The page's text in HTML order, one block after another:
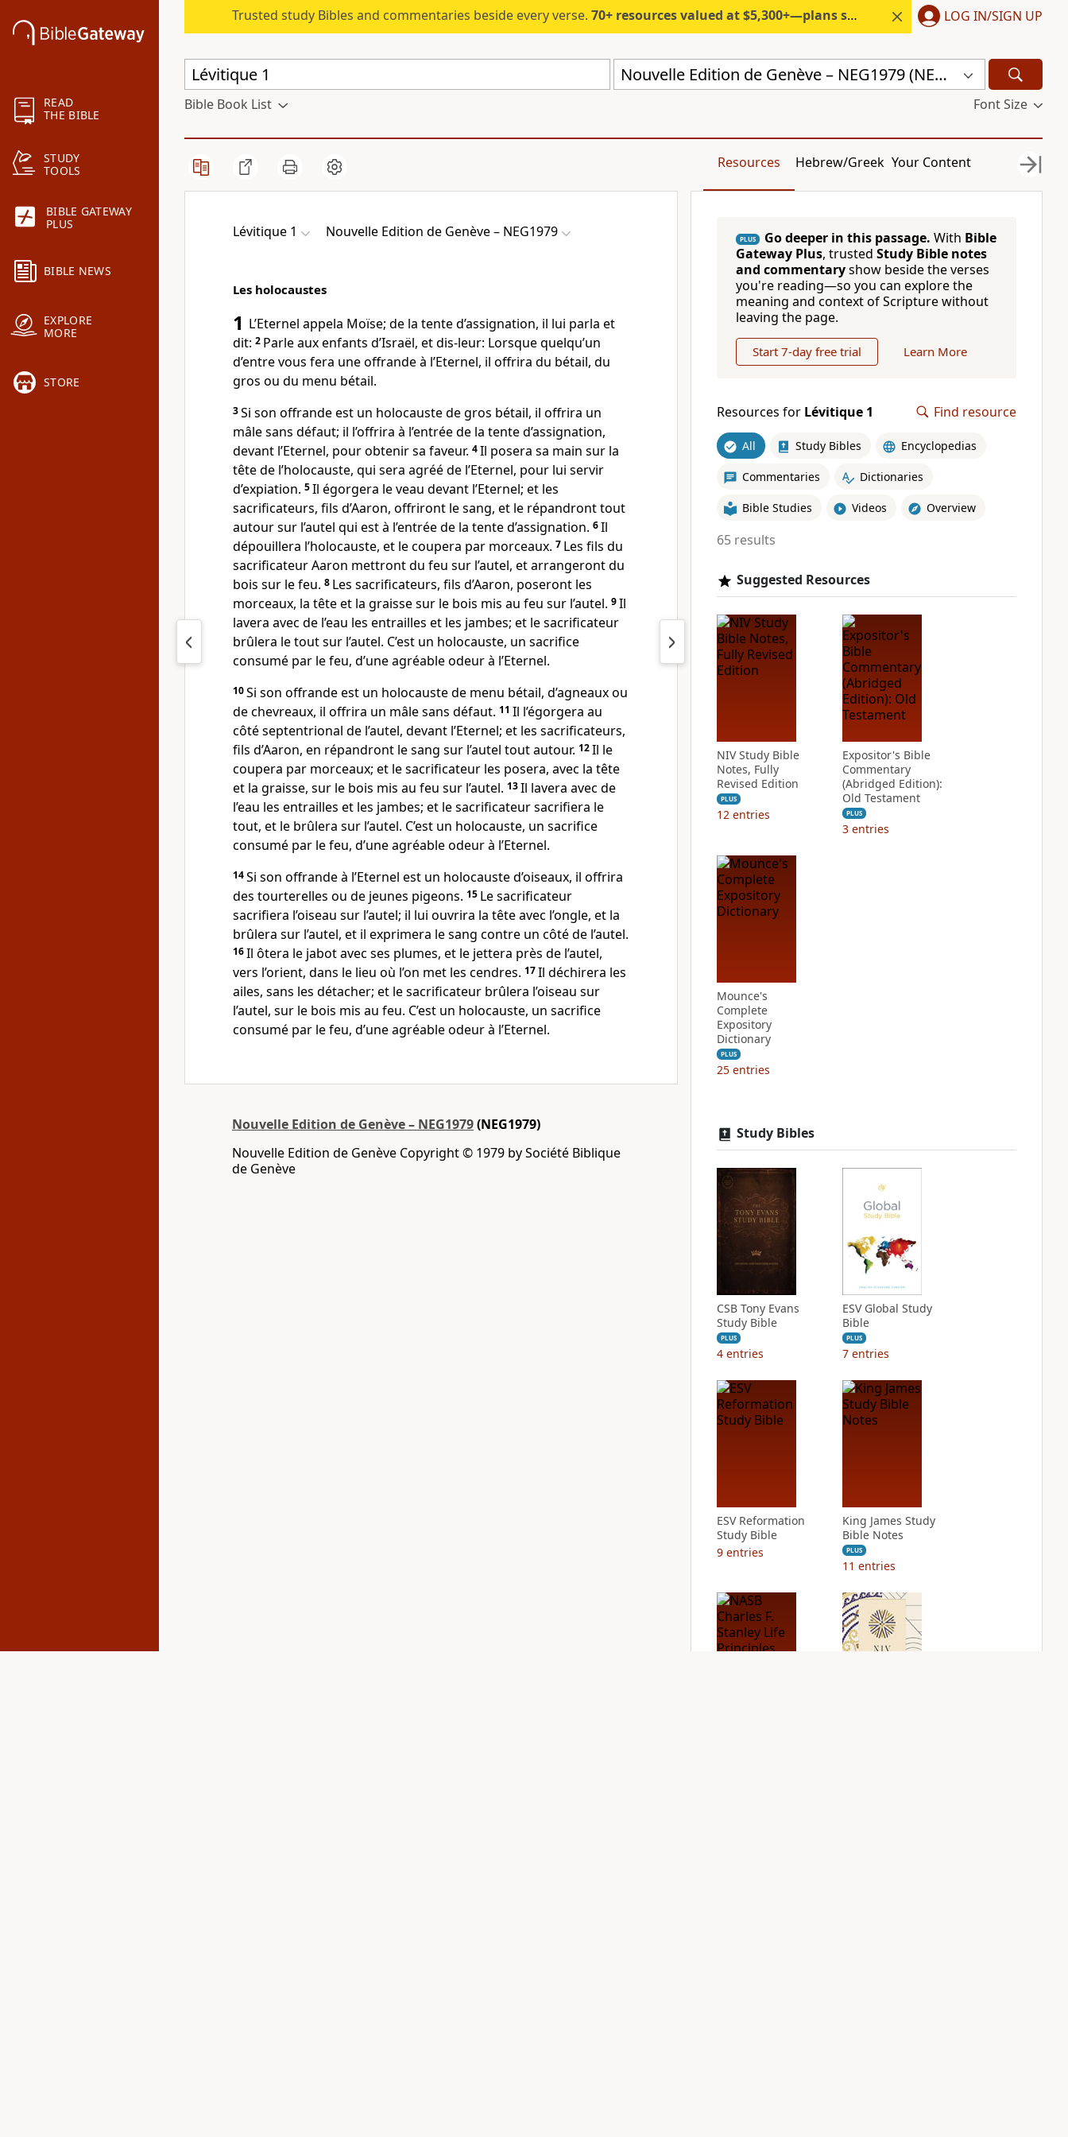
READ
THE BIBLE
STUDY
TOOLS
BIBLE GATEWAY
PLUS
BIBLE NEWS
EXPLORE
MORE
STORE
Trusted study Bibles and commentaries beside every verse. 70+ resources valued at $5,300+—plans start under $6/month. LOG IN/SIGN UP
Nouvelle Edition de Genève – NEG1979 (NEG1979)
Bible Book List Font Size
Resources Hebrew/Greek Your Content
Lévitique 1 Nouvelle Edition de Genève – NEG1979
Les holocaustes
1 L’Eternel appela Moïse; de la tente d’assignation, il lui parla et
dit: 2 Parle aux enfants d’Israël, et dis-leur: Lorsque quelqu’un
d’entre vous fera une offrande à l’Eternel, il offrira du bétail, du
gros ou du menu bétail.
3Si son offrande est un holocauste de gros bétail, il offrira un
mâle sans défaut; il l’offrira à l’entrée de la tente d’assignation,
devant l’Eternel, pour obtenir sa faveur. 4Il posera sa main sur la
tête de l’holocauste, qui sera agréé de l’Eternel, pour lui servir
d’expiation. 5Il égorgera le veau devant l’Eternel; et les
sacrificateurs, fils d’Aaron, offriront le sang, et le répandront tout
autour sur l’autel qui est à l’entrée de la tente d’assignation. 6Il
dépouillera l’holocauste, et le coupera par morceaux. 7 Les fils du
sacrificateur Aaron mettront du feu sur l’autel, et arrangeront du
bois sur le feu. 8 Les sacrificateurs, fils d’Aaron, poseront les
morceaux, la tête et la graisse sur le bois mis au feu sur l’autel. 9Il
lavera avec de l’eau les entrailles et les jambes; et le sacrificateur
brûlera le tout sur l’autel. C’est un holocauste, un sacrifice
consumé par le feu, d’une agréable odeur à l’Eternel.
10Si son offrande est un holocauste de menu bétail, d’agneaux ou
de chevreaux, il offrira un mâle sans défaut. 11 Il l’égorgera au
côté septentrional de l’autel, devant l’Eternel; et les sacrificateurs,
fils d’Aaron, en répandront le sang sur l’autel tout autour. 12Il le
coupera par morceaux; et le sacrificateur les posera, avec la tête
et la graisse, sur le bois mis au feu sur l’autel. 13Il lavera avec de
l’eau les entrailles et les jambes; et le sacrificateur sacrifiera le
tout, et le brûlera sur l’autel. C’est un holocauste, un sacrifice
consumé par le feu, d’une agréable odeur à l’Eternel.
14Si son offrande à l’Eternel est un holocauste d’oiseaux, il offrira
des tourterelles ou de jeunes pigeons. 15 Le sacrificateur
sacrifiera l’oiseau sur l’autel; il lui ouvrira la tête avec l’ongle, et la
brûlera sur l’autel, et il exprimera le sang contre un côté de l’autel.
16Il ôtera le jabot avec ses plumes, et le jettera près de l’autel,
vers l’orient, dans le lieu où l’on met les cendres. 17Il déchirera les
ailes, sans les détacher; et le sacrificateur brûlera l’oiseau sur
l’autel, sur le bois mis au feu. C’est un holocauste, un sacrifice
consumé par le feu, d’une agréable odeur à l’Eternel.
Nouvelle Edition de Genève – NEG1979(NEG1979)
Nouvelle Edition de Genève Copyright © 1979 by Société Biblique
de Genève
PLUS Go deeper in this passage. With Bible
Gateway Plus, trusted Study Bible notes
and commentaryshow beside the verses
you're reading—so you can explore the
meaning and context of Scripture without
leaving the page.
Start 7-day free trial Learn More
Resources for Lévitique 1 Find resource
All Study Bibles Encyclopedias
Commentaries Dictionaries
Bible Studies Videos Overview
65 results
Suggested Resources
NIV Study Bible
Notes, Fully
Revised Edition
PLUS
12 entries
Expositor's Bible
Commentary
(Abridged Edition):
Old Testament
PLUS
3 entries
Mounce's
Complete
Expository
Dictionary
PLUS
25 entries
Study Bibles
CSB Tony Evans
Study Bible
PLUS
4 entries
ESV Global Study
Bible
PLUS
7 entries
ESV Reformation
Study Bible
9 entries
King James Study
Bible Notes
PLUS
11 entries